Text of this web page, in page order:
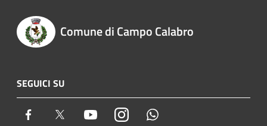
Comune di Campo Calabro
SEGUICI SU
Facebook Twitter YoutubeInstagram